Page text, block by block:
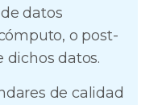
datos
o post-
dichos datos.
de calidad